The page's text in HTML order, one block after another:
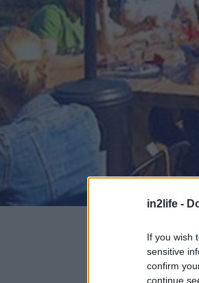
in2life -
If you wish
sensitive
confirm
continue